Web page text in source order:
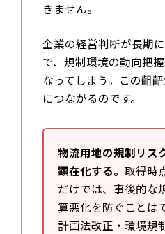
きません。
企業の経営判断が長期
で、規制環境の動向把
なってしまう。この齟
につながるのです。
物流用地の規制リス
顕在化する。 取得時
だけでは、事後的な
算悪化を防ぐことは
計画法改正・環境規